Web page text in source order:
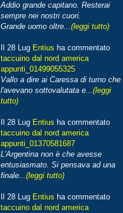
Addio grande capitano. Resterai
sempre nei nostri cuori.
Grande uomo oltre...(leggi tutto)
Il 28 Lug Entius ha commentato
taccuino dal nord america
appunti_01499055325
Vallo a dire ai Caressa di turno che
l'avevano sottovalutata e...(leggi
tutto)
Il 28 Lug Entius ha commentato
taccuino dal nord america
appunti_01370581687
L'Argentina non è che avesse
entusiasmato. Si pensava ad una
finale...(leggi tutto)
Il 28 Lug Entius ha commentato
taccuino dal nord america